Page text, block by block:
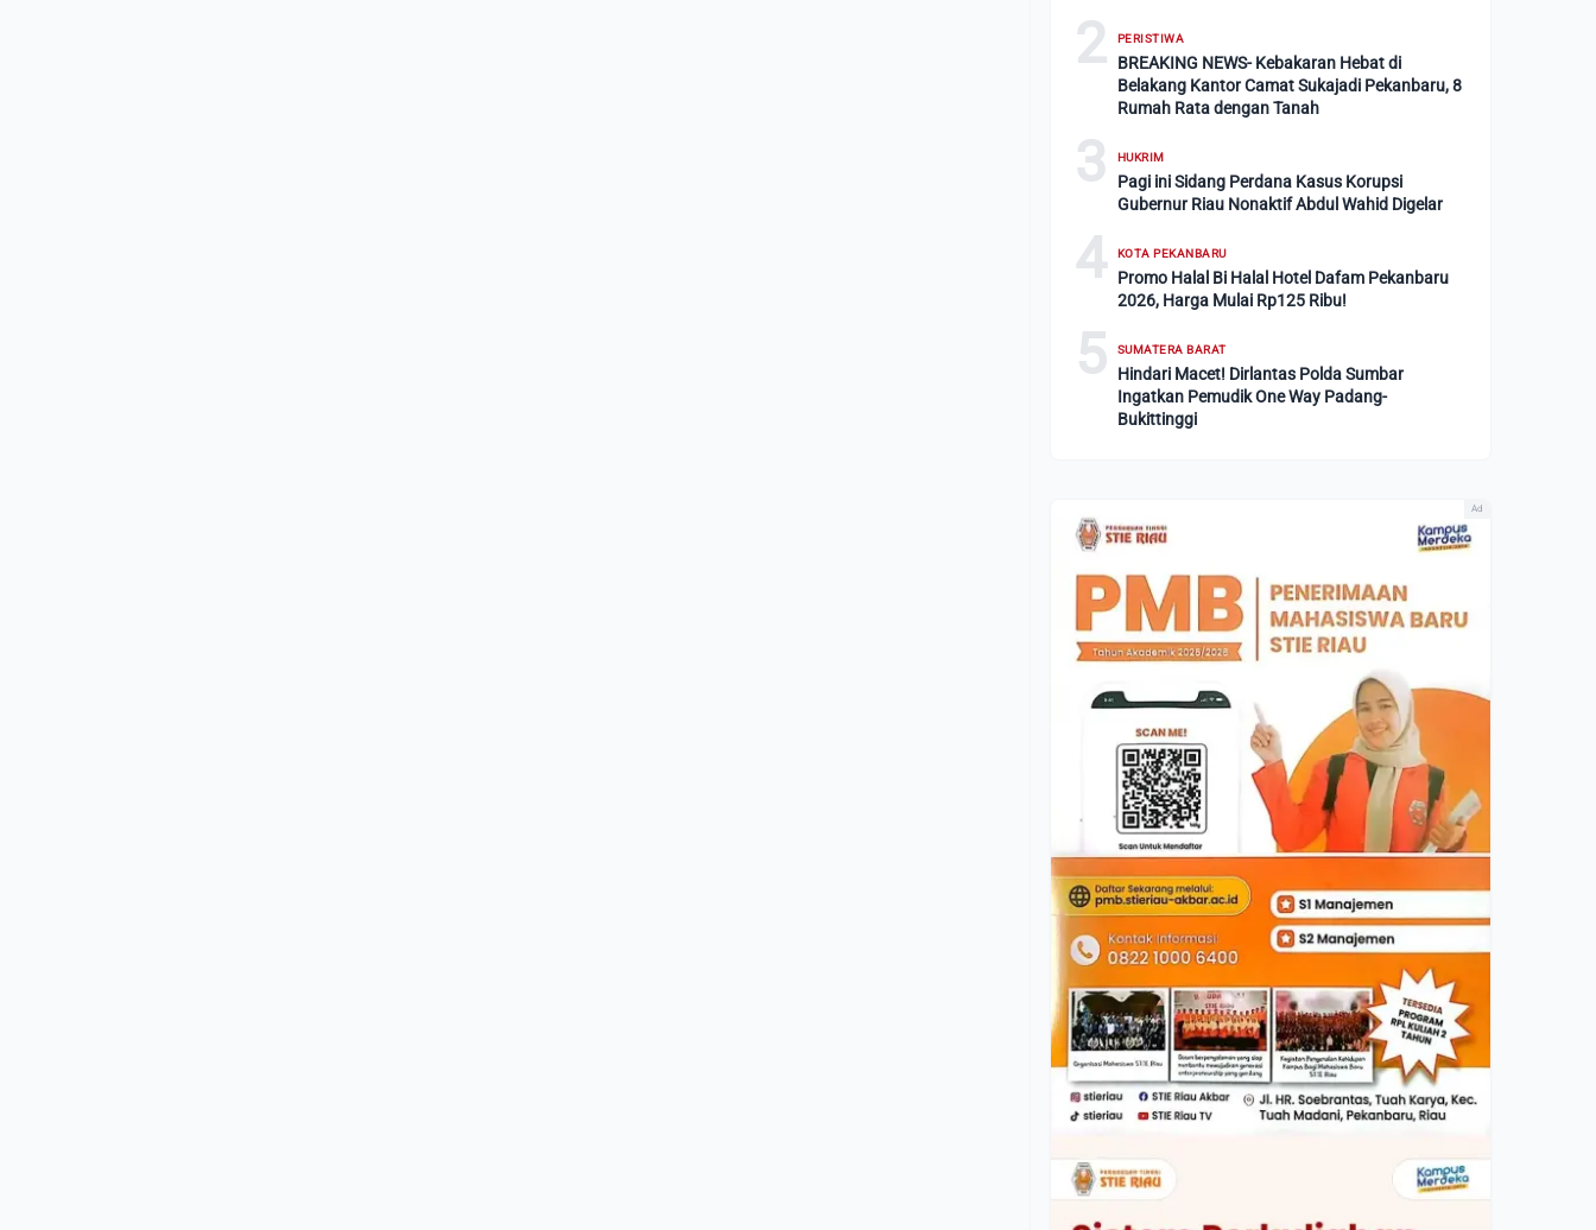
2 PERISTIWA
BREAKING NEWS- Kebakaran Hebat di
Belakang Kantor Camat Sukajadi Pekanbaru, 8
Rumah Rata dengan Tanah
3 HUKRIM
Pagi ini Sidang Perdana Kasus Korupsi
Gubernur Riau Nonaktif Abdul Wahid Digelar
4 KOTA PEKANBARU
Promo Halal Bi Halal Hotel Dafam Pekanbaru
2026, Harga Mulai Rp125 Ribu!
5 SUMATERA BARAT
Hindari Macet! Dirlantas Polda Sumbar
Ingatkan Pemudik One Way Padang-
Bukittinggi
Ad